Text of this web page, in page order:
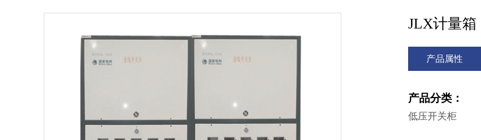
JLX计量箱
产品属性
产品分类：
低压开关柜